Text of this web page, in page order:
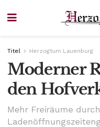
Titel Herzogtum Lauenburg
Moderner
den
Mehr Freiräume